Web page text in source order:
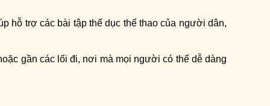
hỗ trợ các bài tập thể dục thể thao của người dân,
gần các lối đi, nơi mà mọi người có thể dễ dàng